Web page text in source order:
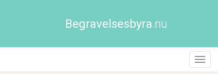
Begravelsesbyra.nu